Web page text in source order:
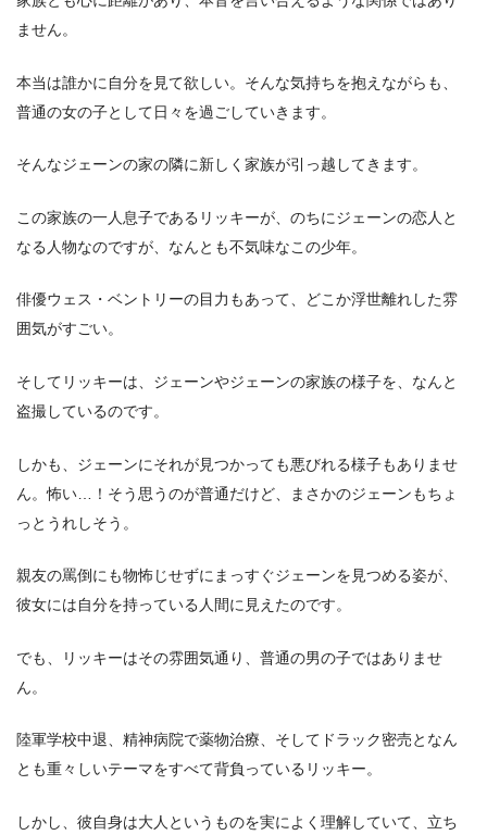
ません。
本当は誰かに自分を見て欲しい。そんな気持ちを抱えながらも、
普通の女の子として日々を過ごしていきます。
そんなジェーンの家の隣に新しく家族が引っ越してきます。
この家族の一人息子であるリッキーが、のちにジェーンの恋人と
なる人物なのですが、なんとも不気味なこの少年。
俳優ウェス・ベントリーの目力もあって、どこか浮世離れした雰
囲気がすごい。
そしてリッキーは、ジェーンやジェーンの家族の様子を、なんと
盗撮しているのです。
しかも、ジェーンにそれが見つかっても悪びれる様子もありませ
ん。怖い…！そう思うのが普通だけど、まさかのジェーンもちょ
っとうれしそう。
親友の罵倒にも物怖じせずにまっすぐジェーンを見つめる姿が、
彼女には自分を持っている人間に見えたのです。
でも、リッキーはその雰囲気通り、普通の男の子ではありませ
ん。
陸軍学校中退、精神病院で薬物治療、そしてドラック密売となん
とも重々しいテーマをすべて背負っているリッキー。
しかし、彼自身は大人というものを実によく理解していて、立ち